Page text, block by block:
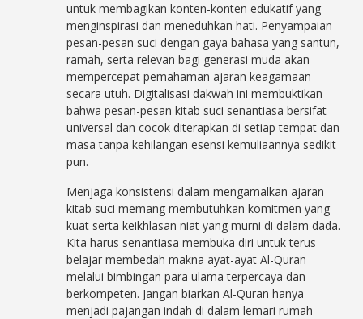
untuk membagikan konten-konten edukatif yang
menginspirasi dan meneduhkan hati. Penyampaian
pesan-pesan suci dengan gaya bahasa yang santun,
ramah, serta relevan bagi generasi muda akan
mempercepat pemahaman ajaran keagamaan
secara utuh. Digitalisasi dakwah ini membuktikan
bahwa pesan-pesan kitab suci senantiasa bersifat
universal dan cocok diterapkan di setiap tempat dan
masa tanpa kehilangan esensi kemuliaannya sedikit
pun.
Menjaga konsistensi dalam mengamalkan ajaran
kitab suci memang membutuhkan komitmen yang
kuat serta keikhlasan niat yang murni di dalam dada.
Kita harus senantiasa membuka diri untuk terus
belajar membedah makna ayat-ayat Al-Quran
melalui bimbingan para ulama terpercaya dan
berkompeten. Jangan biarkan Al-Quran hanya
menjadi pajangan indah di dalam lemari rumah